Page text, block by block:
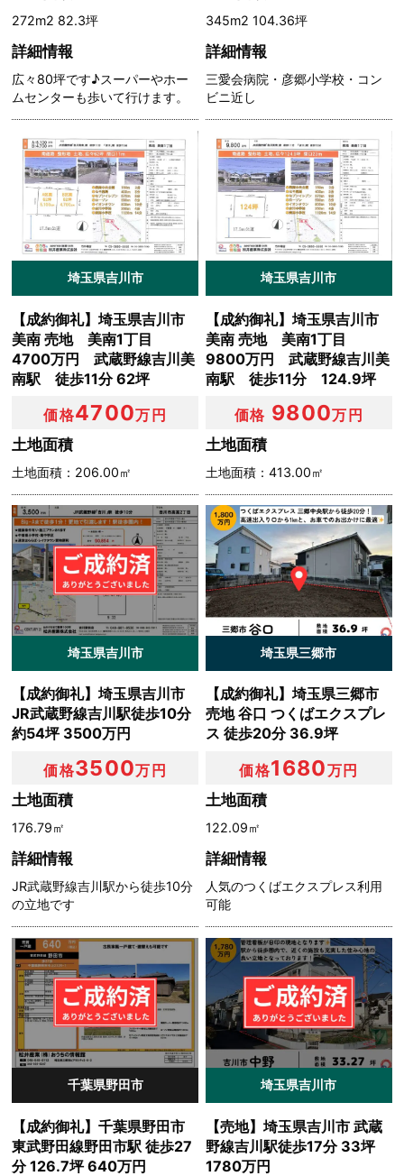
272m2 82.3坪
詳細情報
広々80坪です♪スーパーやホー
ムセンターも歩いて行けます。
345m2 104.36坪
詳細情報
三愛会病院・彦郷小学校・コン
ビニ近し
埼玉県吉川市
【成約御礼】埼玉県吉川市
美南 売地 美南1丁目
4700万円 武蔵野線吉川美
南駅 徒歩11分 62坪
価格4700万円
土地面積
土地面積：206.00㎡
埼玉県吉川市
【成約御礼】埼玉県吉川市
美南 売地 美南1丁目
9800万円 武蔵野線吉川美
南駅 徒歩11分 124.9坪
価格 9800万円
土地面積
土地面積：413.00㎡
埼玉県吉川市
【成約御礼】埼玉県吉川市
JR武蔵野線吉川駅徒歩10分
約54坪 3500万円
価格3500万円
土地面積
176.79㎡
詳細情報
JR武蔵野線吉川駅から徒歩10分
の立地です
埼玉県三郷市
【成約御礼】埼玉県三郷市
売地 谷口 つくばエクスプレ
ス 徒歩20分 36.9坪
価格1680万円
土地面積
122.09㎡
詳細情報
人気のつくばエクスプレス利用
可能
千葉県野田市
【成約御礼】千葉県野田市
東武野田線野田市駅 徒歩27
分 126.7坪 640万円
埼玉県吉川市
【売地】埼玉県吉川市 武蔵
野線吉川駅徒歩17分 33坪
1780万円